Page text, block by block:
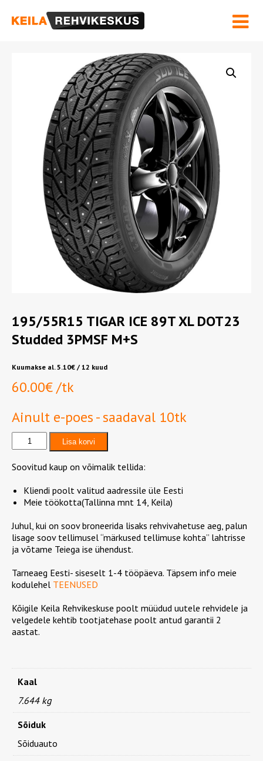
Velgede sirgendamine
Kontakt
OSTUKORV
195/55R15 TIGAR ICE 89T XL DOT23
Studded 3PMSF M+S
Kuumakse al.5.10€ / 12 kuud
60.00€/tk
Ainult e-poes - saadaval 10tk
195/55R15
TIGAR
ICE
89T
DOT23
Studded
3PMSF
M+S
kogus
Lisa korvi
Soovitud kaup on võimalik tellida:
Kliendi poolt valitud aadressile üle Eesti
Meie töökotta(Tallinna mnt 14, Keila)
Juhul, kui on soov broneerida lisaks rehvivahetuse aeg, palun
lisage soov tellimusel “märkused tellimuse kohta” lahtrisse
ja võtame Teiega ise ühendust.
Tarneaeg Eesti- siseselt 1-4 tööpäeva. Täpsem info meie
kodulehel TEENUSED
Kõigile Keila Rehvikeskuse poolt müüdud uutele rehvidele ja
velgedele kehtib tootjatehase poolt antud garantii 2
aastat.
Kaal
7.644 kg
Sõiduk
Sõiduauto